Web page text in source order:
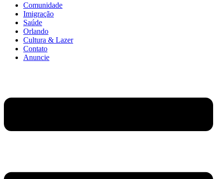
Comunidade
Imigração
Saúde
Orlando
Cultura & Lazer
Contato
Anuncie